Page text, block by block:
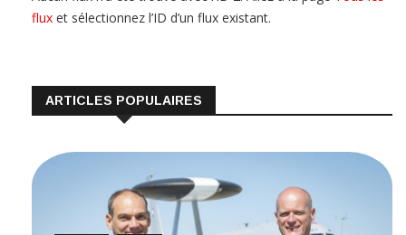
flux et sélectionnez l’ID d’un flux existant.
ARTICLES POPULAIRES